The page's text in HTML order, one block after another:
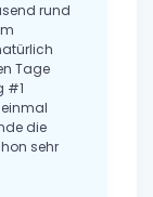
rund
Tage
#1
die
sehr